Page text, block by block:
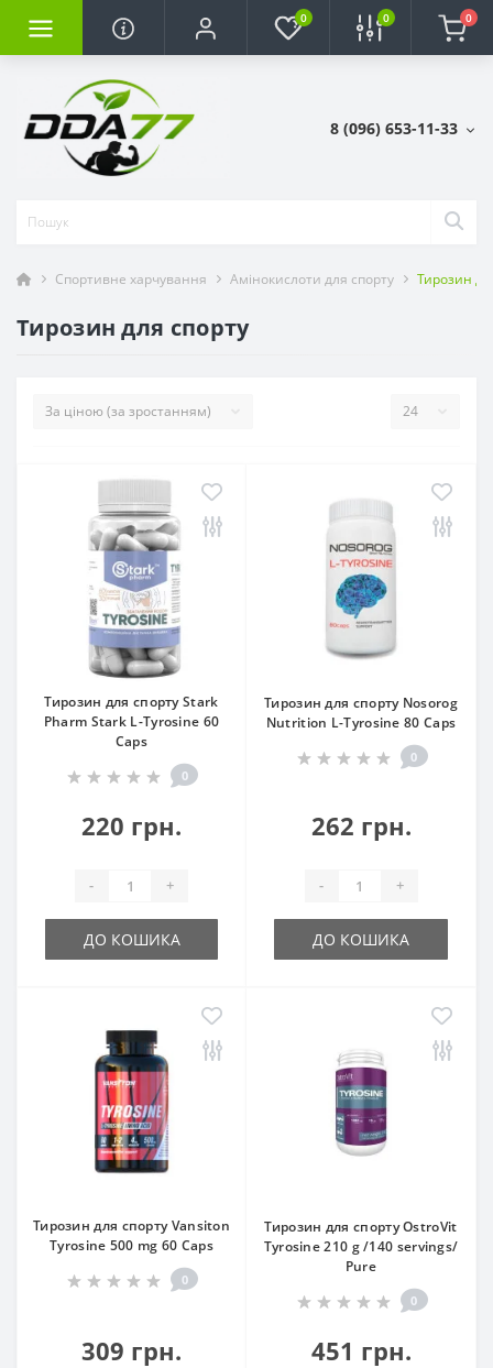
0 0 0
8 (096) 653-11-33
Спортивне харчування Амінокислоти для спорту Тирозин
Тирозин для спорту
Тирозин для спорту Stark
Pharm Stark L-Tyrosine 60
Caps
0
220 грн.
- +
ДО КОШИКА
Тирозин для спорту Nosorog
Nutrition L-Tyrosine 80 Caps
0
262 грн.
- +
ДО КОШИКА
Тирозин для спорту Vansiton
Tyrosine 500 mg 60 Caps
0
309 грн.
Тирозин для спорту OstroVit
Tyrosine 210 g /140 servings/
Pure
0
451 грн.